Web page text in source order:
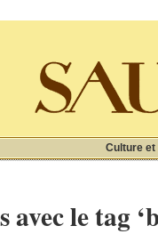
Culture et
avec le tag